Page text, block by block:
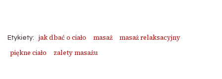
Etykiety: jak dbać o ciało masaż
masaż relaksacyjny
piękne ciało
zalety masażu